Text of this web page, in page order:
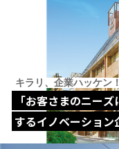
キラリ、企業ハッケン！
「お客さまのニー
するイノベーション